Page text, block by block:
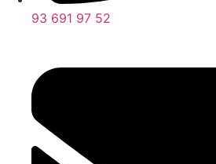
93 691 97 52